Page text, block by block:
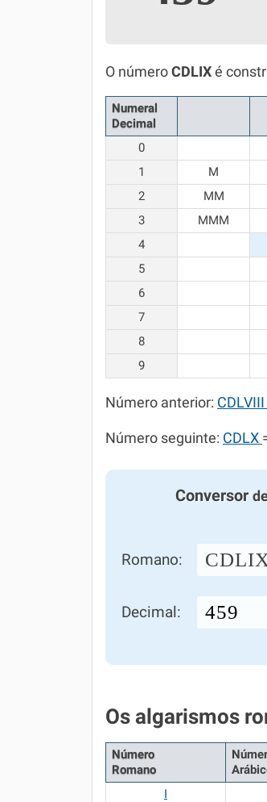
Química
Todos os Exercícios
O número CDLIX é
Numeral
Decimal
0
1
M
2
MM
3
MMM
4
5
6
7
8
9
Número anterior: CDLVIII
Número seguinte: CDLX
Conversor
Romano:
Decimal:
Os algarismos
Número
Romano
I